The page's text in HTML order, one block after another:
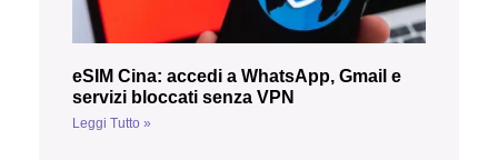
eSIM Cina: accedi a WhatsApp, Gmail e
servizi bloccati senza VPN
Leggi Tutto »